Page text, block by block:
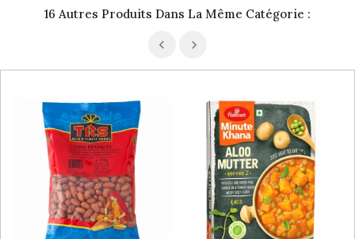
16 Autres Produits Dans La Même Catégorie :